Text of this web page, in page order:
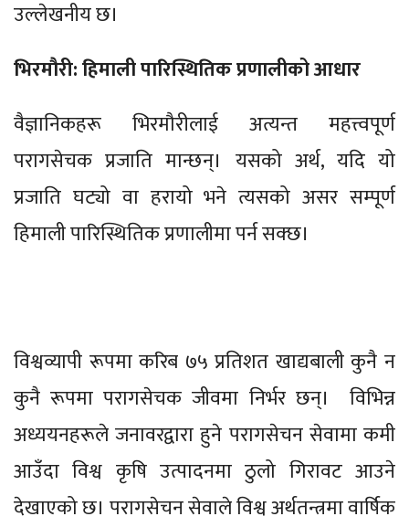
उल्लेखनीय छ।
भिरमौरी: हिमाली पारिस्थितिक प्रणालीको आधार
वैज्ञानिकहरू भिरमौरीलाई अत्यन्त महत्त्वपूर्ण
परागसेचक प्रजाति मान्छन्। यसको अर्थ, यदि यो
प्रजाति घट्यो वा हरायो भने त्यसको असर सम्पूर्ण
हिमाली पारिस्थितिक प्रणालीमा पर्न सक्छ।
विश्वव्यापी रूपमा करिब ७५ प्रतिशत खाद्यबाली कुनै न
कुनै रूपमा परागसेचक जीवमा निर्भर छन्। विभिन्न
अध्ययनहरूले जनावरद्वारा हुने परागसेचन सेवामा कमी
आउँदा विश्व कृषि उत्पादनमा ठुलो गिरावट आउने
देखाएको छ। परागसेचन सेवाले विश्व अर्थतन्त्रमा वार्षिक